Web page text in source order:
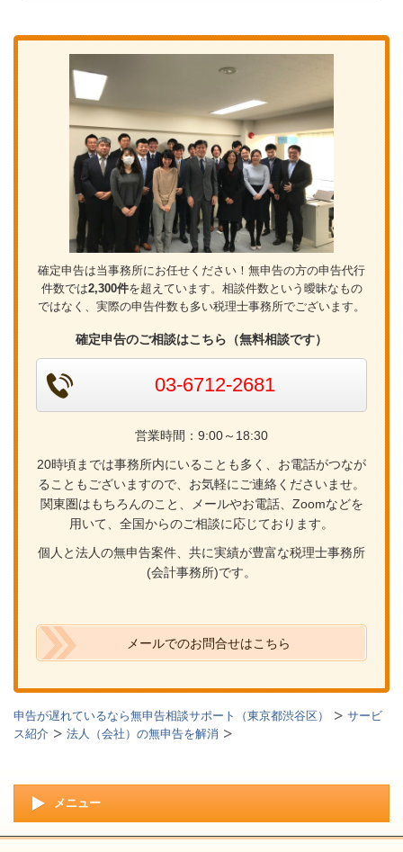
確定申告は当事務所にお任せください！無申告の方の申告代行
件数では2,300件を超えています。相談件数という曖昧なもの
ではなく、実際の申告件数も多い税理士事務所でございます。
確定申告のご相談はこちら（無料相談です）
03-6712-2681
営業時間：9:00～18:30
20時頃までは事務所内にいることも多く、お電話がつなが
ることもございますので、お気軽にご連絡くださいませ。
関東圏はもちろんのこと、メールやお電話、Zoomなどを
用いて、全国からのご相談に応じております。
個人と法人の無申告案件、共に実績が豊富な税理士事務所
(会計事務所)です。
メールでのお問合せはこちら
申告が遅れているなら無申告相談サポート（東京都渋谷区）
サービ
ス紹介
法人（会社）の無申告を解消
メニュー